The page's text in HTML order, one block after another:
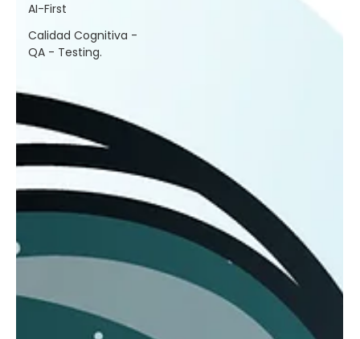
AI-First
Calidad Cognitiva -
QA - Testing.